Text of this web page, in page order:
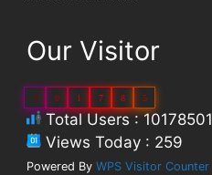
Our Visitor
1 0 1 7 8 5
Total Users : 10178501
Views Today : 259
Powered By WPS Visitor Counter